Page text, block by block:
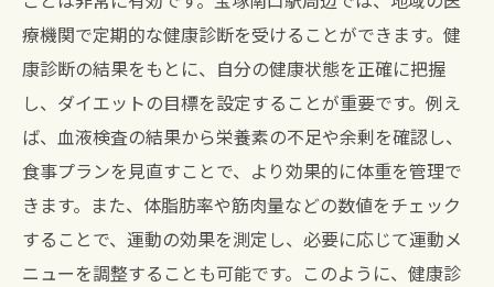
療機関で定期的な健康診断を受けることができます。健
康診断の結果をもとに、自分の健康状態を正確に把握
し、ダイエットの目標を設定することが重要です。例え
ば、血液検査の結果から栄養素の不足や余剰を確認し、
食事プランを見直すことで、より効果的に体重を管理で
きます。また、体脂肪率や筋肉量などの数値をチェック
することで、運動の効果を測定し、必要に応じて運動メ
ニューを調整することも可能です。このように、健康診